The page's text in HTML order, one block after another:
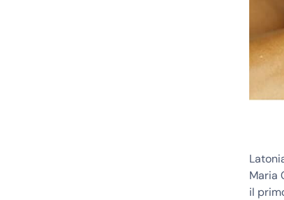
Maria
il